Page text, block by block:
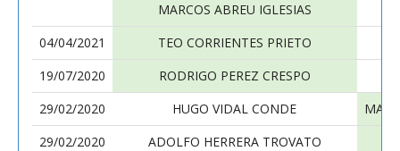
MARCOS ABREU IGLESIAS
04/04/2021
TEO CORRIENTES PRIETO
19/07/2020
RODRIGO PEREZ CRESPO
29/02/2020
HUGO VIDAL CONDE
29/02/2020
ADOLFO HERRERA TROVATO